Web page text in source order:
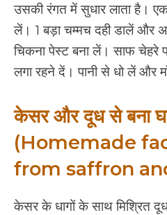
उसकी रंगत में सुधार लाता है।
लें। 1 बड़ा चम्मच दही डालें और
चिकना पेस्ट बना लें। साफ चेहरे
लगा रहने दें। पानी से धो लें और
केसर और दूध से बना
(Homemade
from saffron
केसर के धागों के साथ मिश्रित